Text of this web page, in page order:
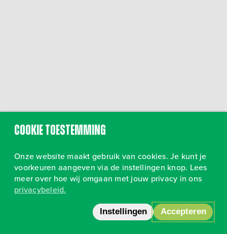
Volg ons op Instagram•Privacy
Cookie toestemming
Onze website maakt gebruik van cookies. Je kunt je
voorkeuren aangeven via de instellingen knop. Lees
meer over hoe wij omgaan met jouw privacy in ons
privacybeleid.
Instellingen Accepteren